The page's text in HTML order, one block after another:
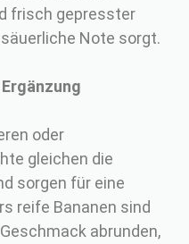
frisch gepresster
Note sorgt.
oder
gleichen die
sorgen für eine
reife Bananen sind
abrunden,